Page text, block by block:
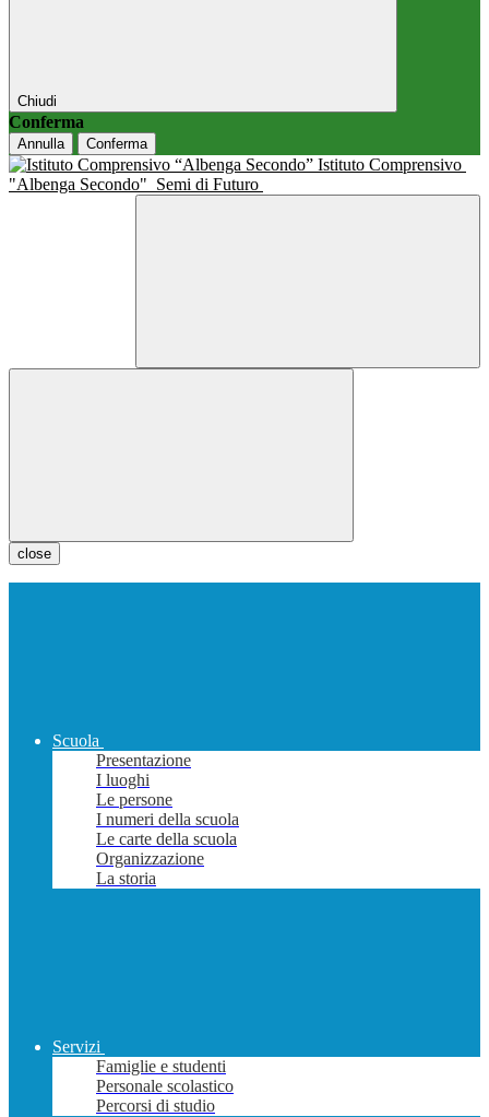
Chiudi
Conferma
Annulla Conferma
Istituto Comprensivo
"Albenga Secondo" Semi di Futuro
close
Scuola
Presentazione
I luoghi
Le persone
I numeri della scuola
Le carte della scuola
Organizzazione
La storia
Servizi
Famiglie e studenti
Personale scolastico
Percorsi di studio